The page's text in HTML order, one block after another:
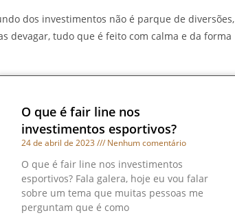
dos investimentos não é parque de diversões,
devagar, tudo que é feito com calma e da forma
O que é fair line nos
investimentos esportivos?
24 de abril de 2023 Nenhum comentário
O que é fair line nos investimentos
esportivos? Fala galera, hoje eu vou falar
sobre um tema que muitas pessoas me
perguntam que é como